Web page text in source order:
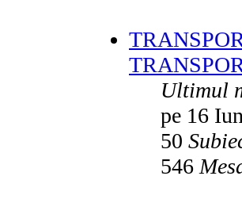
Ultimul
pe 16
50
546